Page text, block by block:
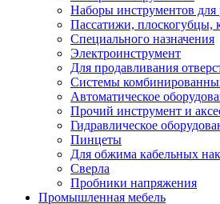
Наборы инструментов для
Пассатижи, плоскогубцы,
Специального назначения
Электроинструмент
Для продавливания
Системы
Автоматическое
Прочий инструмент и
Гидравлическое
Пинцеты
Для обжима кабельных
Сверла
Пробники напряжения
Промышленная мебель